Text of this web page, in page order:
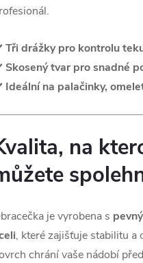
Tři drážky pro kontrolu
Skosený tvar pro snadné
Ideální na palačinky,
na
je vyrobena s
, které zajišťuje stabilitu a
chrání vaše nádobí